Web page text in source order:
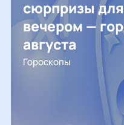
сюрпризы
вечером —
августа
Гороскопы